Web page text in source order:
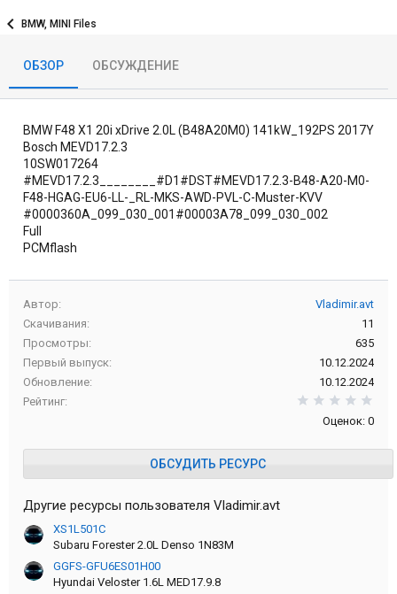
т
о
д
н
и
BMW, MINI Files
ОБЗОР ОБСУЖДЕНИЕ
BMW F48 X1 20i xDrive 2.0L (B48A20M0) 141kW_192PS 2017Y
Bosch MEVD17.2.3
10SW017264
#MEVD17.2.3________#D1#DST#MEVD17.2.3-B48-A20-M0-
F48-HGAG-EU6-LL-_RL-MKS-AWD-PVL-C-Muster-KVV
#0000360A_099_030_001#00003A78_099_030_002
Full
PCMflash
Автор
Vladimir.avt
Скачивания
11
Просмотры
635
Первый выпуск
10.12.2024
Обновление
10.12.2024
Рейтинг
Оценок: 0
ОБСУДИТЬ РЕСУРС
Другие ресурсы пользователя Vladimir.avt
XS1L501C
Subaru Forester 2.0L Denso 1N83M
GGFS-GFU6ES01H00
Hyundai Veloster 1.6L MED17.9.8